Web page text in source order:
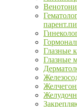
Глазные
Глазные